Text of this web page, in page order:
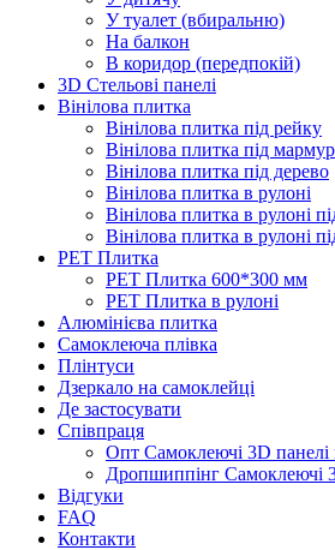
У туалет (вбиральню)
На балкон
В коридор (передпокій)
3D Стельові панелі
Вінілова плитка
Вінілова плитка під рейку
Вінілова плитка під мармур
Вінілова плитка під дерево
Вінілова плитка в рулоні
Вінілова плитка в рулоні
Вінілова плитка в рулоні
PET Плитка
PET Плитка 600*300 мм
PET Плитка в рулоні
Алюмінієва плитка
Самоклеюча плівка
Плінтуси
Дзеркало на самоклейці
Де застосувати
Співпраця
Опт Самоклеючі 3D панелі
Дропшиппінг Самоклеючі
Відгуки
FAQ
Контакти